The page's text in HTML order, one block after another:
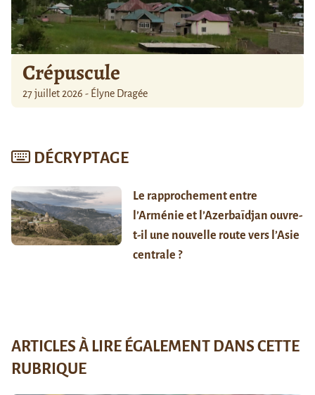
Crépuscule
27 juillet 2026 - Élyne Dragée
DÉCRYPTAGE
Le rapprochement entre
l’Arménie et l’Azerbaïdjan ouvre-
t-il une nouvelle route vers l’Asie
centrale ?
ARTICLES À LIRE ÉGALEMENT DANS CETTE
RUBRIQUE